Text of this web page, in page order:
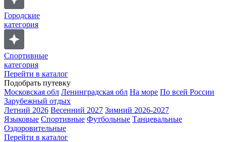
Городские
категория
Спортивные
категория
Перейти в каталог
Подобрать путевку
Московская обл Ленинградская обл На море По всей России
Зарубежный отдых
Летний 2026 Весенний 2027 Зимний 2026-2027
Языковые Спортивные Футбольные Танцевальные
Оздоровительные
Перейти в каталог